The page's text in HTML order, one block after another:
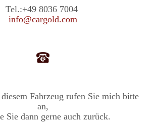
Tel.:+49 8036 7004
info@cargold.com
Fahrzeug rufen Sie mich bitte
an,
Sie dann gerne auch zurück.